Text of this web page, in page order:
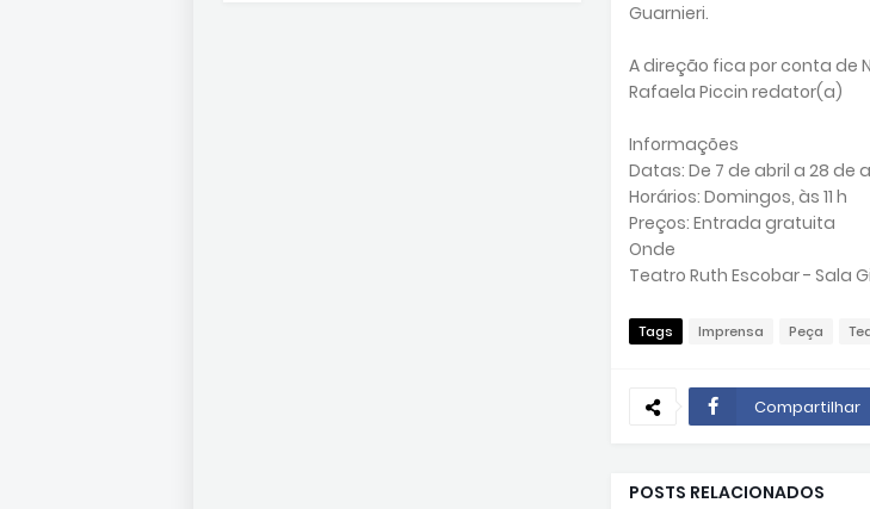
Guarnieri.
A direção fica por conta de
Rafaela Piccin redator(a)
Informações
Datas: De 7 de abril a 28 de
Horários: Domingos, às 11 h
Preços: Entrada gratuita
Onde
Teatro Ruth Escobar - Sala
Tags Imprensa Peça
Compartilhar
POSTS RELACIONADOS